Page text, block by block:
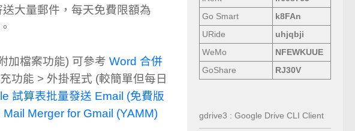
大量郵件，每天免費限額為
加檔案功能) 可參考 Word 合併
功能 > 外掛程式 (較簡單但每日
試算表批量發送 Email (免費版
Merger for Gmail (YAMM)
Go Smart
k8FAn
URide
uhjqbji
WeMo
NFEWKUUE
GoShare
RJ30V
gdrive3 : Google Drive CLI Client